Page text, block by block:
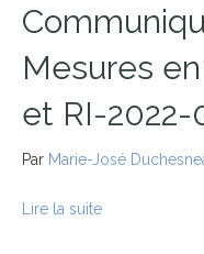
Mesures
et RI-2022-
Par Marie-José
Lire la suite